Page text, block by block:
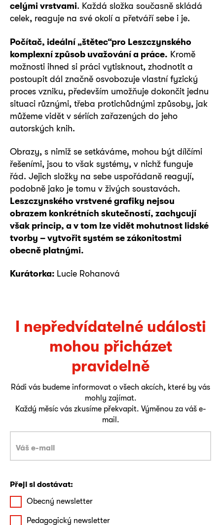
celými vrstvami. Každá složka současně skládá
celek, reaguje na své okolí a přetváří sebe i je.
Počítač, ideální „štětec“pro Leszczynského
komplexní způsob uvažování a práce. Kromě
možnosti ihned si práci vytisknout, zhodnotit a
postoupit dál značně osvobozuje vlastní fyzický
proces vzniku, především umožňuje dokončit jednu
situaci různými, třeba protichůdnými způsoby, jak
můžeme vidět v sériích zařazených do jeho
autorských knih.
Obrazy, s nimiž se setkáváme, mohou být dílčími
řešeními, jsou to však systémy, v nichž funguje
řád. Jejich složky na sebe uspořádaně reagují,
podobně jako je tomu v živých soustavách.
Leszczynského vrstvené grafiky nejsou
obrazem konkrétních skutečností, zachycují
však princip, a v tom lze vidět mohutnost lidské
tvorby – vytvořit systém se zákonitostmi
obecně platnými.
Kurátorka: Lucie Rohanová
I nepředvídatelné události
mohou přicházet
pravidelně
Rádi vás budeme informovat o všech akcích, které by vás
mohly zajímat.
Každý měsíc vás zkusíme překvapit. Výměnou za váš e-
mail.
Přeji si dostávat:
Obecný newsletter
Pedagogický newsletter